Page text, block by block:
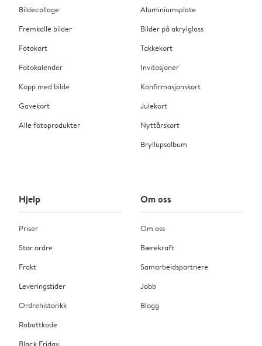
Bildecollage
Fremkalle bilder
Fotokort
Fotokalender
Kopp med bilde
Gavekort
Alle fotoprodukter
Aluminiumsplate
Bilder på akrylglass
Takkekort
Invitasjoner
Konfirmasjonskort
Julekort
Nyttårskort
Bryllupsalbum
Hjelp
Priser
Stor ordre
Frakt
Leveringstider
Ordrehistorikk
Rabattkode
Black Friday
Om oss
Om oss
Bærekraft
Samarbeidspartnere
Jobb
Blogg